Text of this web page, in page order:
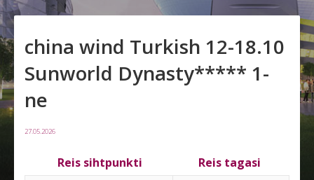
china wind Turkish 12-18.10
Sunworld Dynasty***** 1-
ne
27.05.2026
Reis sihtpunkti Reis tagasi